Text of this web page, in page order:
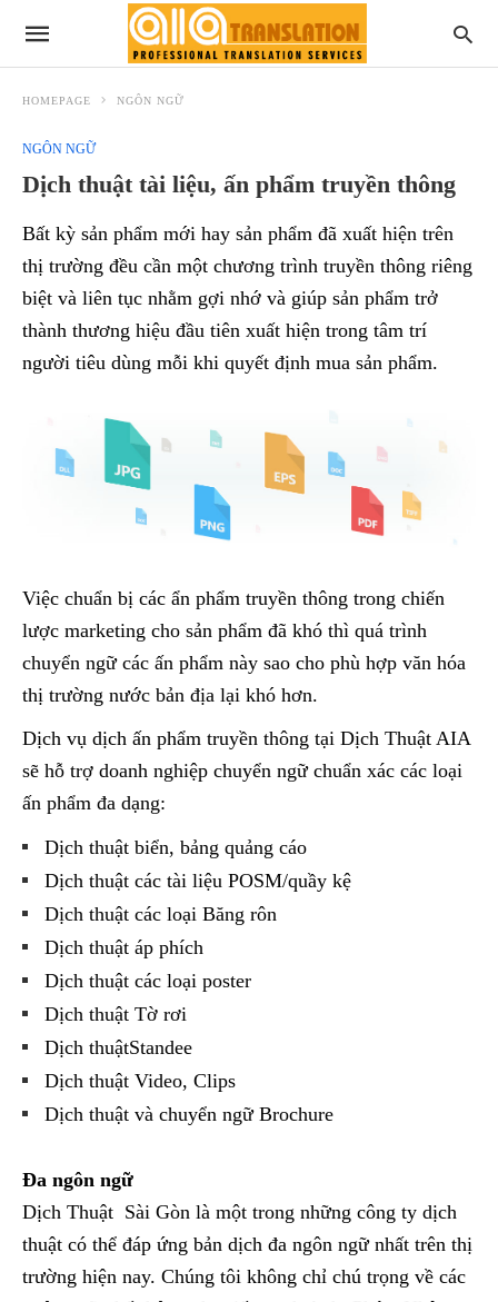
HOMEPAGE NGÔN NGỮ
NGÔN NGỮ
Dịch thuật tài liệu, ấn phẩm truyền thông
Bất kỳ sản phẩm mới hay sản phẩm đã xuất hiện trên
thị trường đều cần một chương trình truyền thông riêng
biệt và liên tục nhằm gợi nhớ và giúp sản phẩm trở
thành thương hiệu đầu tiên xuất hiện trong tâm trí
người tiêu dùng mỗi khi quyết định mua sản phẩm.
Việc chuẩn bị các ẩn phẩm truyền thông trong chiến
lược marketing cho sản phẩm đã khó thì quá trình
chuyển ngữ các ấn phẩm này sao cho phù hợp văn hóa
thị trường nước bản địa lại khó hơn.
Dịch vụ dịch ấn phẩm truyền thông tại Dịch Thuật AIA
sẽ hỗ trợ doanh nghiệp chuyển ngữ chuẩn xác các loại
ấn phẩm đa dạng:
Dịch thuật biển, bảng quảng cáo
Dịch thuật các tài liệu POSM/quầy kệ
Dịch thuật các loại Băng rôn
Dịch thuật áp phích
Dịch thuật các loại poster
Dịch thuật Tờ rơi
Dịch thuậtStandee
Dịch thuật Video, Clips
Dịch thuật và chuyển ngữ Brochure
Đa ngôn ngữ
Dịch Thuật Sài Gòn là một trong những công ty dịch
thuật có thể đáp ứng bản dịch đa ngôn ngữ nhất trên thị
trường hiện nay. Chúng tôi không chỉ chú trọng về các